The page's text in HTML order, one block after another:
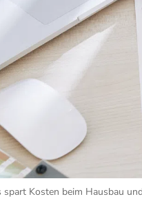
spart Kosten beim Hausbau